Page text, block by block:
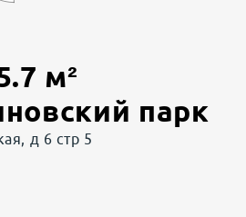
м²
парк
д 6 стр 5